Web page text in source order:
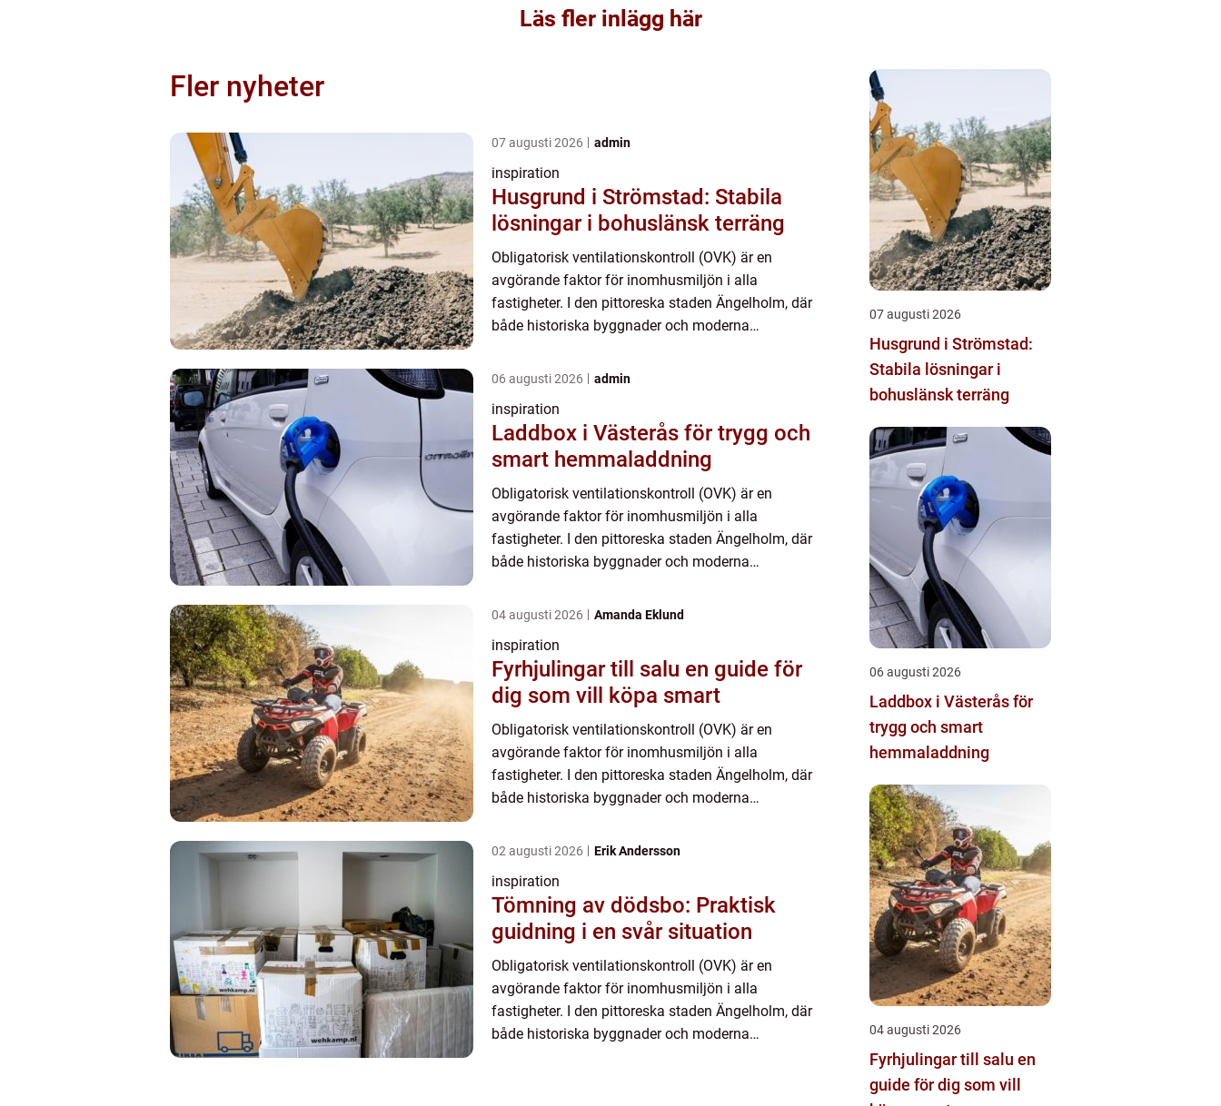
Läs fler inlägg här
Fler nyheter
07 augusti 2026 admin
inspiration
Husgrund i Strömstad: Stabila
lösningar i bohuslänsk terräng
Obligatorisk ventilationskontroll (OVK) är en
avgörande faktor för inomhusmiljön i alla
fastigheter. I den pittoreska staden Ängelholm, där
både historiska byggnader och moderna
06 augusti 2026 admin
inspiration
Laddbox i Västerås för trygg och
smart hemmaladdning
Obligatorisk ventilationskontroll (OVK) är en
avgörande faktor för inomhusmiljön i alla
fastigheter. I den pittoreska staden Ängelholm, där
både historiska byggnader och moderna
04 augusti 2026 Amanda Eklund
inspiration
Fyrhjulingar till salu en guide för
dig som vill köpa smart
Obligatorisk ventilationskontroll (OVK) är en
avgörande faktor för inomhusmiljön i alla
fastigheter. I den pittoreska staden Ängelholm, där
både historiska byggnader och moderna
02 augusti 2026 Erik Andersson
inspiration
Tömning av dödsbo: Praktisk
guidning i en svår situation
Obligatorisk ventilationskontroll (OVK) är en
avgörande faktor för inomhusmiljön i alla
fastigheter. I den pittoreska staden Ängelholm, där
både historiska byggnader och moderna
07 augusti 2026
Husgrund i Strömstad:
Stabila lösningar i
bohuslänsk terräng
06 augusti 2026
Laddbox i Västerås för
trygg och smart
hemmaladdning
04 augusti 2026
Fyrhjulingar till salu en
guide för dig som vill